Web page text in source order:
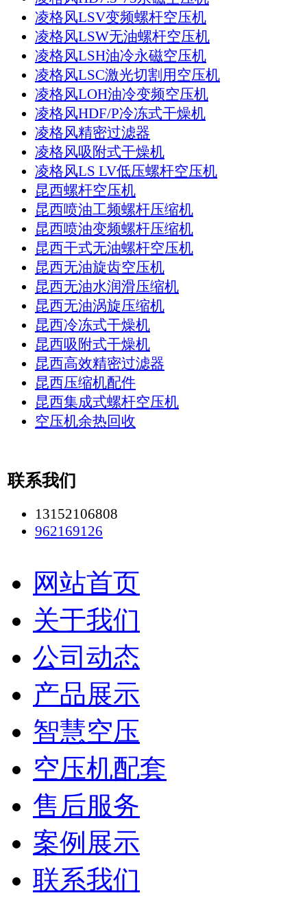
凌格风LSV变频螺杆空压机
凌格风LSW无油螺杆空压机
凌格风LSH油冷永磁空压机
凌格风LSC激光切割用空压机
凌格风LOH油冷变频空压机
凌格风HDF/P冷冻式干燥机
凌格风精密过滤器
凌格风吸附式干燥机
凌格风LS LV低压螺杆空压机
昆西螺杆空压机
昆西喷油工频螺杆压缩机
昆西喷油变频螺杆压缩机
昆西干式无油螺杆空压机
昆西无油旋齿空压机
昆西无油水润滑压缩机
昆西无油涡旋压缩机
昆西冷冻式干燥机
昆西吸附式干燥机
昆西高效精密过滤器
昆西压缩机配件
昆西集成式螺杆空压机
空压机余热回收
联系我们
13152106808
962169126
网站首页
关于我们
公司动态
产品展示
智慧空压
空压机配套
售后服务
案例展示
联系我们